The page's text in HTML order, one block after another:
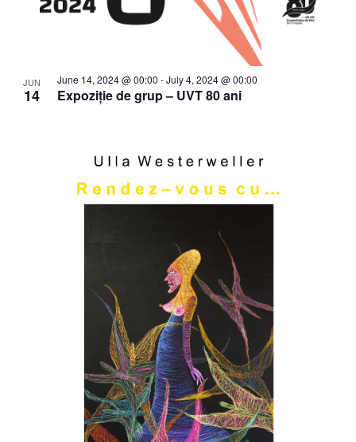
JUN
14 Expoziție de grup – UVT 80 ani
June 14, 2024 @ 00:00 -July 4, 2024 @ 00:00